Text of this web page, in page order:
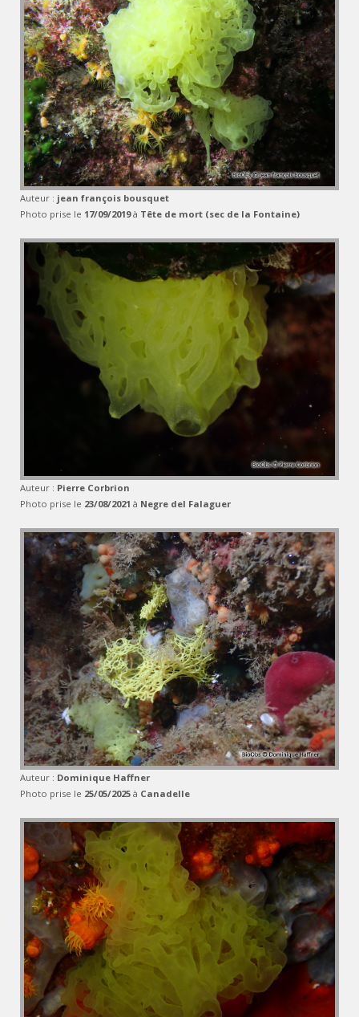
Auteur : jean françois bousquet
Photo prise le 17/09/2019à Tête de mort (sec de la Fontaine)
Auteur : Pierre Corbrion
Photo prise le 23/08/2021 à Negre del Falaguer
Auteur : Dominique Haffner
Photo prise le 25/05/2025 à Canadelle